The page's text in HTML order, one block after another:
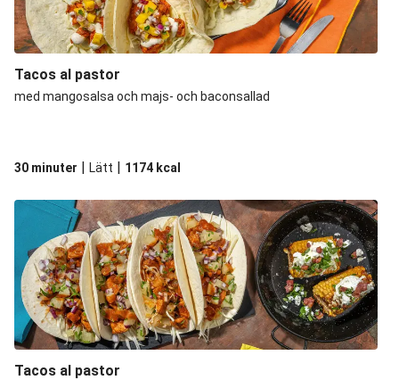
Tacos al pastor
med mangosalsa och majs- och baconsallad
30 minuter | Lätt | 1174 kcal
Tacos al pastor